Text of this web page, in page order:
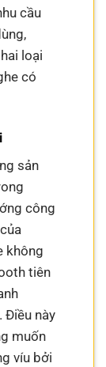
cầu
loại
có
sản
công
không
tiên
Điều này
muốn
víu bởi